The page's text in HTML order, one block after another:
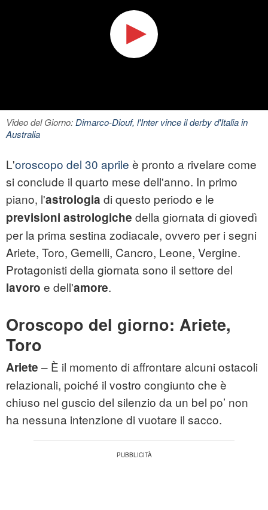
Video del Giorno:Dimarco-Diouf, l'Inter vince il derby d'Italia in
Australia
L'oroscopo del 30 aprile è pronto a rivelare come
si conclude il quarto mese dell'anno. In primo
piano, l'astrologia di questo periodo e le
previsioni astrologiche della giornata di giovedì
per la prima sestina zodiacale, ovvero per i segni
Ariete, Toro, Gemelli, Cancro, Leone, Vergine.
Protagonisti della giornata sono il settore del
lavoro e dell'amore.
Oroscopo del giorno: Ariete,
Toro
Ariete – È il momento di affrontare alcuni ostacoli
relazionali, poiché il vostro congiunto che è
chiuso nel guscio del silenzio da un bel po’ non
ha nessuna intenzione di vuotare il sacco.